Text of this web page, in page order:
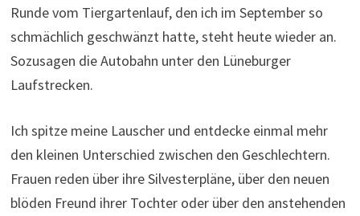
Runde vom Tiergartenlauf, den ich im September so
schmächlich geschwänzt hatte, steht heute wieder an.
Sozusagen die Autobahn unter den Lüneburger
Laufstrecken.
Ich spitze meine Lauscher und entdecke einmal mehr
den kleinen Unterschied zwischen den Geschlechtern.
Frauen reden über ihre Silvesterpläne, über den neuen
blöden Freund ihrer Tochter oder über den anstehenden